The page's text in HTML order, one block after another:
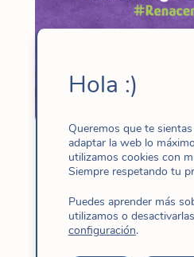
El Adviento nos
corazón
Dic 20, 2025 fi
Noticias
Hola :)
Queremos que te
adaptar la web lo
utilizamos cookies con
Siempre respetando tu
Puedes aprender más
utilizamos o
configuración.